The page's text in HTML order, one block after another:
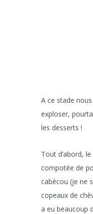
A ce stade
exploser,
les desserts !
Tout d’abord,
compotée de
cabécou (je ne
copeaux de
a eu beaucoup